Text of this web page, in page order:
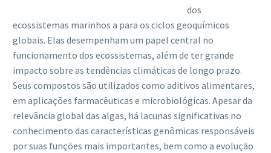
dos
ecossistemas marinhos a para os ciclos geoquímicos
globais. Elas desempenham um papel central no
funcionamento dos ecossistemas, além de ter grande
impacto sobre as tendências climáticas de longo prazo.
Seus compostos são utilizados como aditivos alimentares,
em aplicações farmacêuticas e microbiológicas. Apesar da
relevância global das algas, há lacunas significativas no
conhecimento das características genômicas responsáveis
por suas funções mais importantes, bem como a evolução